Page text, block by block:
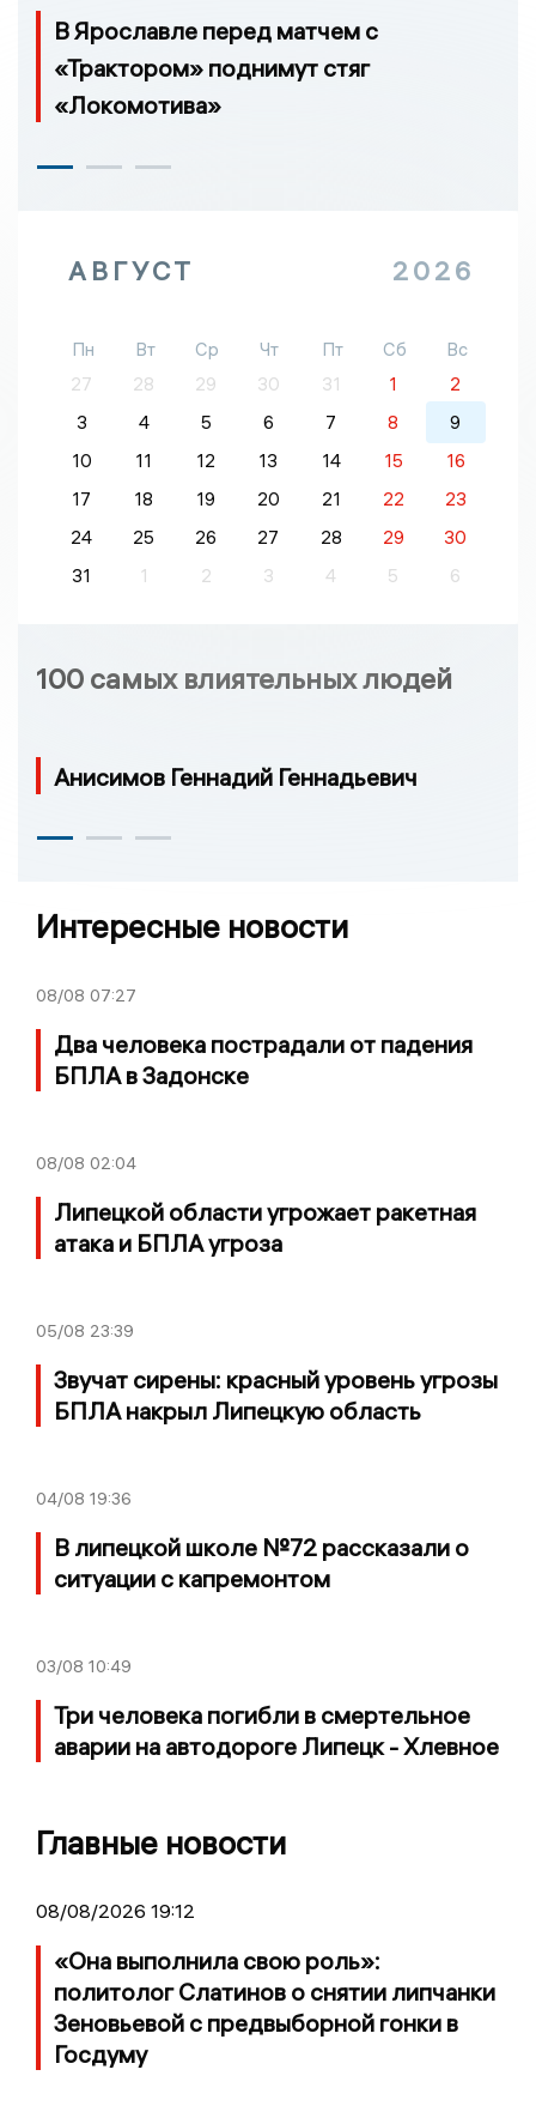
В Ярославле перед матчем с
«Трактором» поднимут стяг
«Локомотива»
АВГУСТ 2026
Пн Вт Ср Чт Пт Сб
Вс
27
28 29 30 31 1
2
3
4 5 6 7 8
9
10
11 12 13 14 15
16
17
18 19 20 21 22
23
24
25 26 27 28 29
30
31
1 2 3 4 5 6
100 самых влиятельных людей
Анисимов Геннадий Геннадьевич
Интересные новости
08/08 07:27
Два человека пострадали от падения
БПЛА в Задонске
08/08 02:04
Липецкой области угрожает ракетная
атака и БПЛА угроза
05/08 23:39
Звучат сирены: красный уровень угрозы
БПЛА накрыл Липецкую область
04/08 19:36
В липецкой школе №72 рассказали о
ситуации с капремонтом
03/08 10:49
Три человека погибли в смертельное
аварии на автодороге Липецк - Хлевное
Главные новости
08/08/2026 19:12
«Она выполнила свою роль»:
политолог Слатинов о снятии липчанки
Зеновьевой с предвыборной гонки в
Госдуму